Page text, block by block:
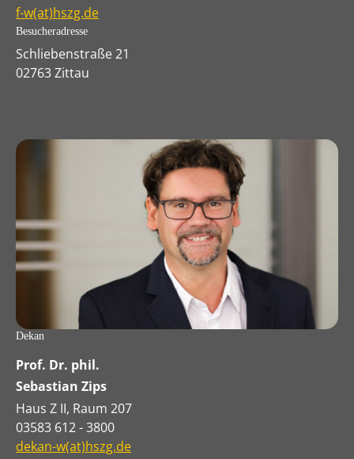
f-w(at)hszg.de
Besucheradresse
Schliebenstraße 21
02763 Zittau
Dekan
Prof. Dr. phil.
Sebastian Zips
Haus Z II, Raum 207
03583 612 - 3800
dekan-w(at)hszg.de